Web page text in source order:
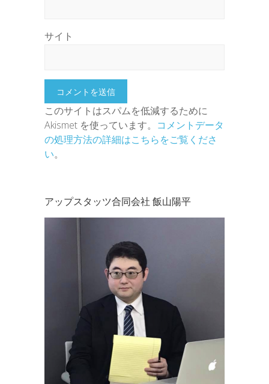
サイト
このサイトはスパムを低減するために
Akismet を使っています。 コメントデータ
の処理方法の詳細はこちらをご覧くださ
い。
アップスタッツ合同会社 飯山陽平